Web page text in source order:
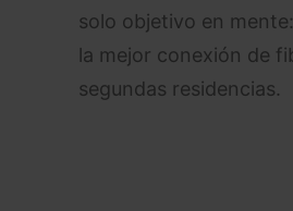
solo objetivo en
la mejor conexión de
segundas residencias.